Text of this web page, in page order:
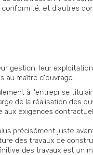
et d'autres
gestion, leur
au maître d'ouvrage.
à l'entreprise
de la réalisation des
aux exigences
précisément juste
des travaux de
des travaux est un